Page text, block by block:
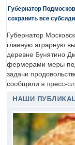
Губернатор
сохранить все
Губернатор
главную аграрную
деревне Бунятино
фермерами меры
задачи
сообщили в пресс-
НАШИ